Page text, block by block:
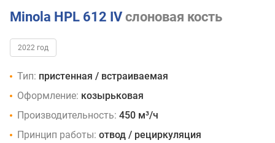
черный
Minola HPL 612 IVслоновая кость
2022 год
Тип: пристенная / встраиваемая
Оформление: козырьковая
Производительность: 450 м³/ч
Принцип работы: отвод / рециркуляция